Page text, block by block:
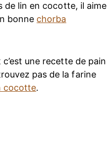
de lin en cocotte, il aime
bonne chorba
une recette de pain
pas de la farine
cocotte.